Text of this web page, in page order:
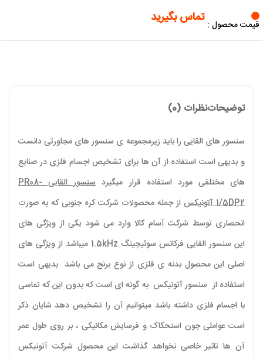
قیمت محصول : تماس بگیرید
توضیحاتنظرات (0)
سنسور های القایی را باید زیرمجموعه ی سنسور های مجاورتی دانست
و بدیهی است استفاده از آن ها برای تشخیص اجسام فلزی در صنایع
های مختلفی مورد استفاده قرار میگیرد
سنسور القایی PR08-
1/5DP2آتونیکس از جمله محصولات شرکت کره جنوبی که به صورت
انحصاری توسط شرکت آسام کالا وارد می شود یکی از ویژگی های
این سنسور القایی فرکانس سوئیچینگ 1.5kHz میباشد از ویژگی های
اصلی این محصول بدنه ی فلزی از نوع برنج می باشد بدیهی است
استفاده از سنسور آتونیکس به گونه ای است که بدون این که تماسی
با اجسام فلزی داشته باشد میتوانیم آن را تشخیص دهد شایان ذکر
است عواملی چون استحکاک و فرسایش مکانیکی ، بر روی طول عمر
آن ها تاثیر خاصی نخواهد گذاشت این محصول شرکت آتونیکس